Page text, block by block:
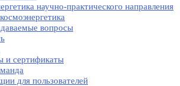
научно-практического направления
вопросы
и сертификаты
для пользователей